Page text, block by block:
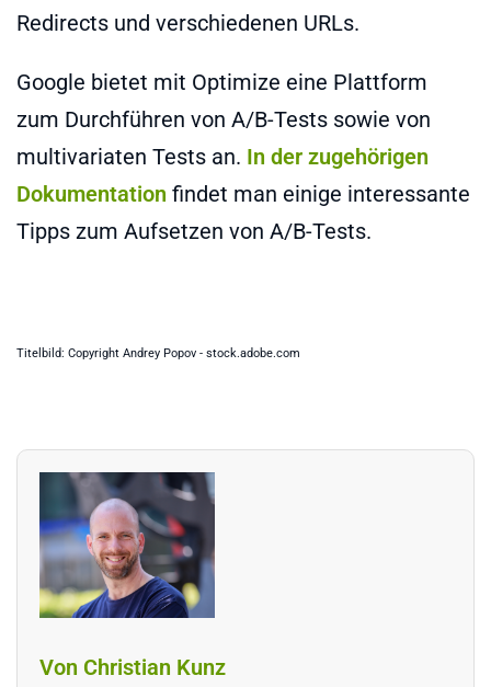
Redirects und verschiedenen URLs.
Google bietet mit Optimize eine Plattform
zum Durchführen von A/B-Tests sowie von
multivariaten Tests an. In der zugehörigen
Dokumentation findet man einige interessante
Tipps zum Aufsetzen von A/B-Tests.
Titelbild: Copyright Andrey Popov - stock.adobe.com
Von Christian Kunz